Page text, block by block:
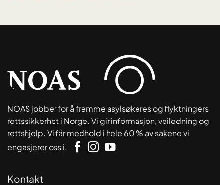
NOAS jobber for å fremme asylsøkeres og flyktningers
rettssikkerhet i Norge. Vi gir informasjon, veiledning og
rettshjelp. Vi får medhold i hele 60 % av sakene vi
engasjerer oss i.
Kontakt